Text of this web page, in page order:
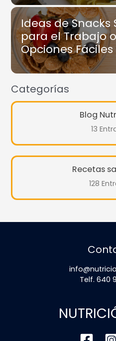
Ideas de
para el Trabajo
Opciones
Categorías
Blog
13
Recetas
128
Telf. 640